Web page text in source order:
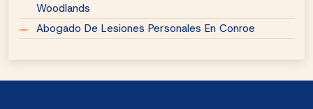
Woodlands
Abogado De Lesiones Personales En Conroe